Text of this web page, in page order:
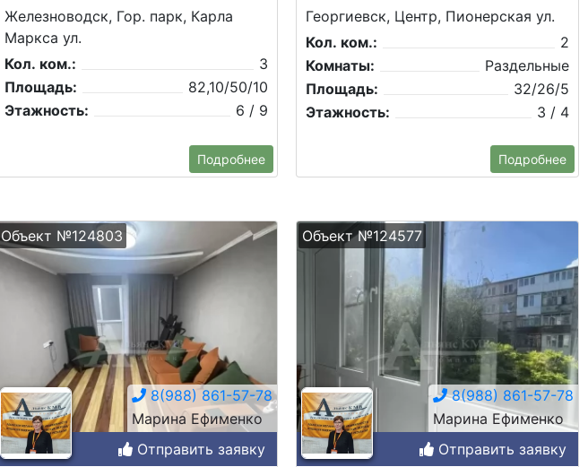
Железноводск, Гор. парк, Карла
Маркса ул.
Кол. ком.:
3
Площадь:
82,10/50/10
Этажность:
6 / 9
Подробнее
Георгиевск, Центр, Пионерская ул.
Кол. ком.:
2
Комнаты:
Раздельные
Площадь:
32/26/5
Этажность:
3 / 4
Подробнее
Объект №124803
8(988) 861-57-78
Марина Ефименко
Отправить заявку
Объект №124577
8(988) 861-57-78
Марина Ефименко
Отправить заявку